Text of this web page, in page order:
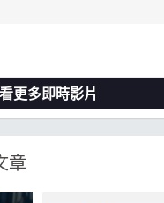
更多即時影片
章